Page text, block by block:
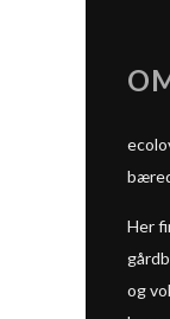
Her
og